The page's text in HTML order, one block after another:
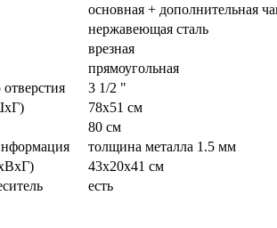
основная + дополнительная
нержавеющая сталь
врезная
прямоугольная
3 1/2 "
78х51 см
80 см
толщина металла 1.5 мм
43х20x41 см
есть